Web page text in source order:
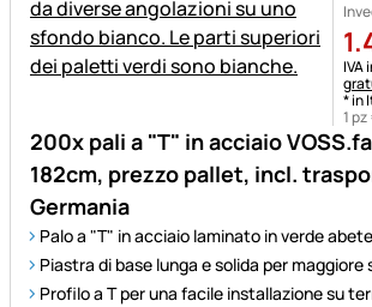
200x pali a "T" in acciaio
182cm, prezzo pallet, incl.
Germania
Palo a "T" in acciaio laminato in verde abete
Piastra di base lunga e solida per maggiore
Profilo a T per una facile installazione su
IVA
* in
1 pz